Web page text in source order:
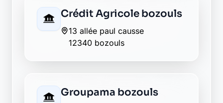
Crédit Agricole bozouls
13 allée paul causse
12340 bozouls
Groupama bozouls